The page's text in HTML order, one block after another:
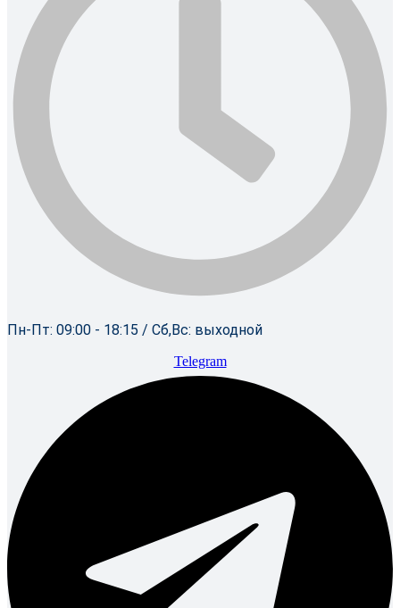
Пн-Пт: 09:00 - 18:15 / Сб,Вс: выходной
Telegram